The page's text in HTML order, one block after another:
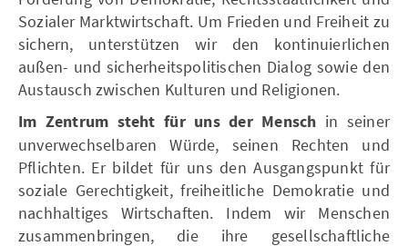
Sozialer Marktwirtschaft. Um Frieden und Freiheit zu
sichern, unterstützen wir den kontinuierlichen
außen- und sicherheitspolitischen Dialog sowie den
Austausch zwischen Kulturen und Religionen.
Im Zentrum steht für uns der Mensch in seiner
unverwechselbaren Würde, seinen Rechten und
Pflichten. Er bildet für uns den Ausgangspunkt für
soziale Gerechtigkeit, freiheitliche Demokratie und
nachhaltiges Wirtschaften. Indem wir Menschen
zusammenbringen, die ihre gesellschaftliche